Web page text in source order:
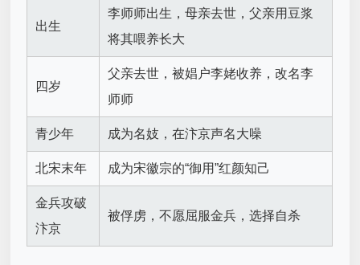
出生
李师师出生，母亲去世，父亲用豆浆
将其喂养长大
四岁
父亲去世，被娼户李姥收养，改名李
师师
青少年 成为名妓，在汴京声名大噪
北宋末年 成为宋徽宗的“御用”红颜知己
金兵攻破
汴京
被俘虏，不愿屈服金兵，选择自杀